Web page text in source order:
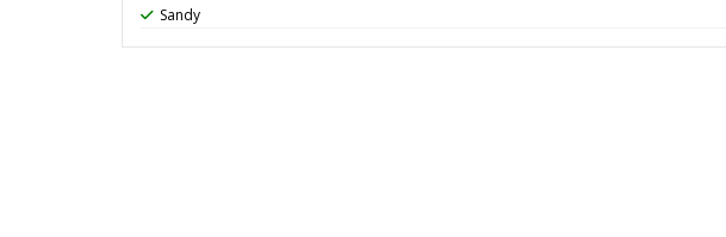
Denize 250 m mesafede bulunan tesisin 40 m uzunluğunda, kumdan
Sandy